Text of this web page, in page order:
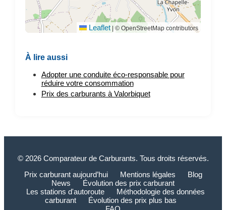
Leaflet | © OpenStreetMap contributors
À lire aussi
Adopter une conduite éco-responsable pour
réduire votre consommation
Prix des carburants à Valorbiquet
© 2026 Comparateur de Carburants. Tous droits réservés.
Prix carburant aujourd’hui
Mentions légales
Blog
News
Évolution des prix carburant
Les stations d'autoroute
Méthodologie des données
carburant
Évolution des prix plus bas